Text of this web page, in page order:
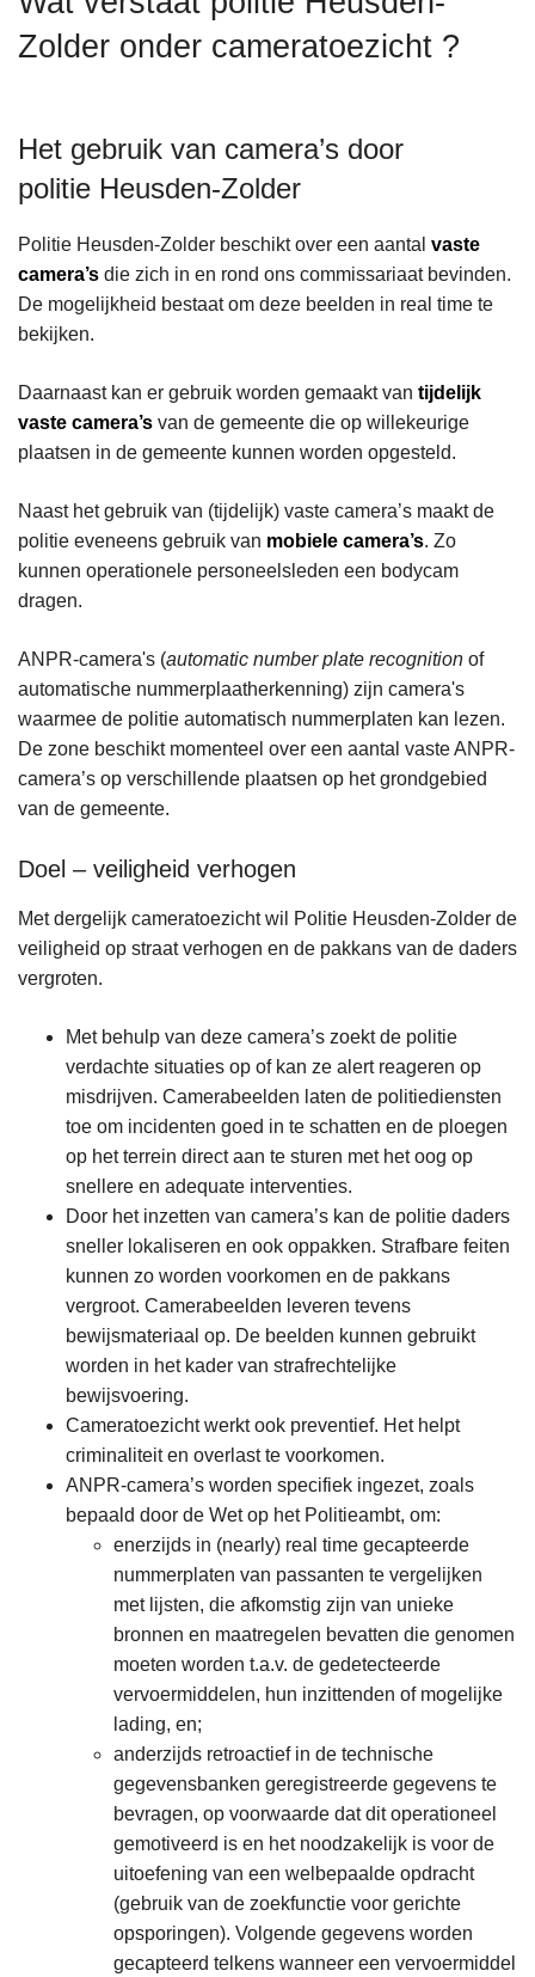
Zolder onder cameratoezicht ?
Het gebruik van camera’s door
politie Heusden-Zolder
Politie Heusden-Zolder beschikt over een aantal vaste
camera’s die zich in en rond ons commissariaat bevinden.
De mogelijkheid bestaat om deze beelden in real time te
bekijken.
Daarnaast kan er gebruik worden gemaakt van tijdelijk
vaste camera’s van de gemeente die op willekeurige
plaatsen in de gemeente kunnen worden opgesteld.
Naast het gebruik van (tijdelijk) vaste camera’s maakt de
politie eveneens gebruik van mobiele camera’s. Zo
kunnen operationele personeelsleden een bodycam
dragen.
ANPR-camera's (automatic number plate recognition of
automatische nummerplaatherkenning) zijn camera's
waarmee de politie automatisch nummerplaten kan lezen.
De zone beschikt momenteel over een aantal vaste ANPR-
camera’s op verschillende plaatsen op het grondgebied
van de gemeente.
Doel – veiligheid verhogen
Met dergelijk cameratoezicht wil Politie Heusden-Zolder de
veiligheid op straat verhogen en de pakkans van de daders
vergroten.
Met behulp van deze camera’s zoekt de politie
verdachte situaties op of kan ze alert reageren op
misdrijven. Camerabeelden laten de politiediensten
toe om incidenten goed in te schatten en de ploegen
op het terrein direct aan te sturen met het oog op
snellere en adequate interventies.
Door het inzetten van camera’s kan de politie daders
sneller lokaliseren en ook oppakken. Strafbare feiten
kunnen zo worden voorkomen en de pakkans
vergroot. Camerabeelden leveren tevens
bewijsmateriaal op. De beelden kunnen gebruikt
worden in het kader van strafrechtelijke
bewijsvoering.
Cameratoezicht werkt ook preventief. Het helpt
criminaliteit en overlast te voorkomen.
ANPR-camera’s worden specifiek ingezet, zoals
bepaald door de Wet op het Politieambt, om:
enerzijds in (nearly) real time gecapteerde
nummerplaten van passanten te vergelijken
met lijsten, die afkomstig zijn van unieke
bronnen en maatregelen bevatten die genomen
moeten worden t.a.v. de gedetecteerde
vervoermiddelen, hun inzittenden of mogelijke
lading, en;
anderzijds retroactief in de technische
gegevensbanken geregistreerde gegevens te
bevragen, op voorwaarde dat dit operationeel
gemotiveerd is en het noodzakelijk is voor de
uitoefening van een welbepaalde opdracht
(gebruik van de zoekfunctie voor gerichte
opsporingen). Volgende gegevens worden
gecapteerd telkens wanneer een vervoermiddel